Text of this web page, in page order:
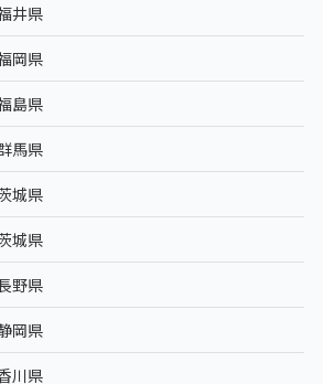
井県
岡県
島県
馬県
城県
城県
野県
岡県
川県